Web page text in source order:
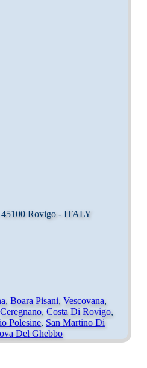
45100 Rovigo - ITALY
, Boara Pisani, Vescovana,
Ceregnano, Costa Di Rovigo,
Polesine, San Martino Di
Del Ghebbo